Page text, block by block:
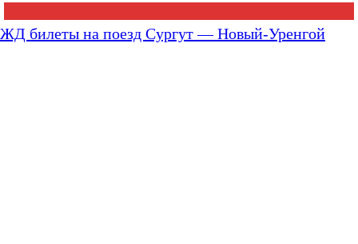
ЖД билеты на поезд Сургут — Новый-Уренгой